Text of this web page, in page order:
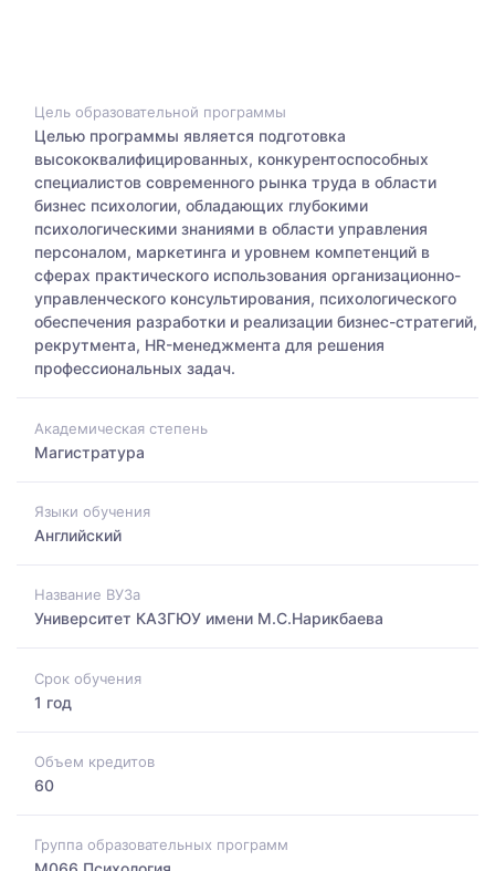
Цель образовательной программы
Целью программы является подготовка
высококвалифицированных, конкурентоспособных
специалистов современного рынка труда в области
бизнес психологии, обладающих глубокими
психологическими знаниями в области управления
персоналом, маркетинга и уровнем компетенций в
сферах практического использования организационно-
управленческого консультирования, психологического
обеспечения разработки и реализации бизнес-стратегий,
рекрутмента, HR-менеджмента для решения
профессиональных задач.
Академическая степень
Магистратура
Языки обучения
Английский
Название ВУЗа
Университет КАЗГЮУ имени М.С.Нарикбаева
Срок обучения
1 год
Объем кредитов
60
Группа образовательных программ